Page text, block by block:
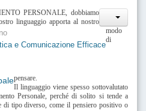
e Comunicazione Efficace
PERSONALE, dobbiamo
linguaggio apporta al nostro
modo
di
pensare.
Il linguaggio viene spesso sottovalutato
Personale, perché di solito si tende a
di tipo diverso, come il pensiero positivo o